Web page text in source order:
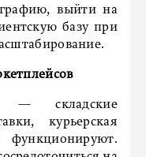
выйти на
базу при
— складские
курьерская